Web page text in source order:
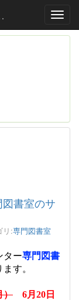
センター
図書室のサ
リ:専門図書室
ター専門図書
す。
） 6月20日